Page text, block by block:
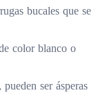
bucales que se
color blanco o
ser ásperas